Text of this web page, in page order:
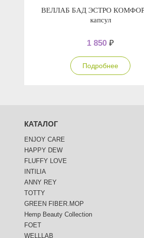
ВЕЛЛАБ БАД ЭСТРО
капсул
1 850 ₽
Подробнее
КАТАЛОГ
ENJOY CARE
HAPPY DEW
FLUFFY LOVE
INTILIA
ANNY REY
TOTTY
GREEN FIBER.MOP
Hemp Beauty Collection
FOET
WELLLAB